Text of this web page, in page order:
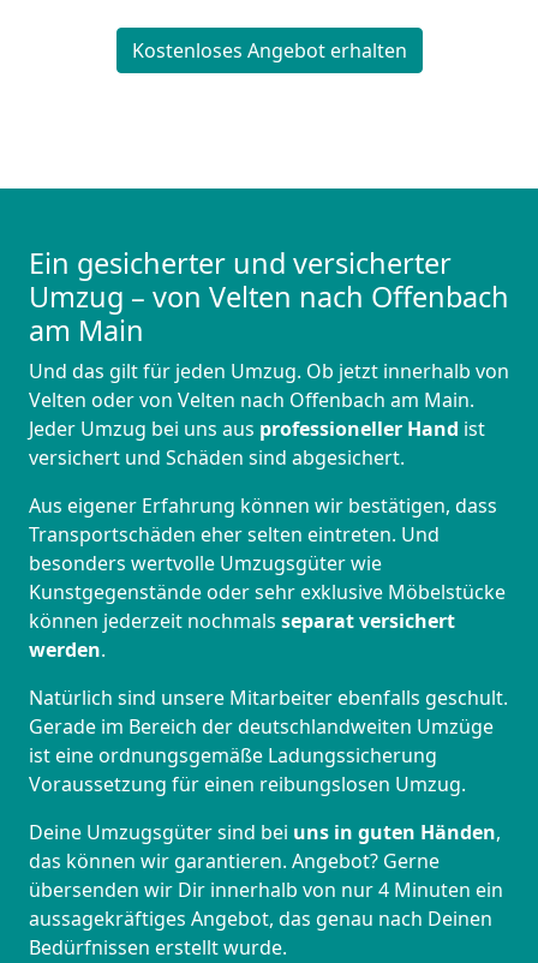
Kostenloses Angebot erhalten
Ein gesicherter und versicherter
Umzug – von Velten nach Offenbach
am Main
Und das gilt für jeden Umzug. Ob jetzt innerhalb von
Velten oder von Velten nach Offenbach am Main.
Jeder Umzug bei uns aus professioneller Hand ist
versichert und Schäden sind abgesichert.
Aus eigener Erfahrung können wir bestätigen, dass
Transportschäden eher selten eintreten. Und
besonders wertvolle Umzugsgüter wie
Kunstgegenstände oder sehr exklusive Möbelstücke
können jederzeit nochmals separat versichert
werden.
Natürlich sind unsere Mitarbeiter ebenfalls geschult.
Gerade im Bereich der deutschlandweiten Umzüge
ist eine ordnungsgemäße Ladungssicherung
Voraussetzung für einen reibungslosen Umzug.
Deine Umzugsgüter sind bei uns in guten Händen,
das können wir garantieren. Angebot? Gerne
übersenden wir Dir innerhalb von nur 4 Minuten ein
aussagekräftiges Angebot, das genau nach Deinen
Bedürfnissen erstellt wurde.